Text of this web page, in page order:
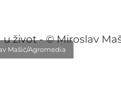
Mašić/Agromedia